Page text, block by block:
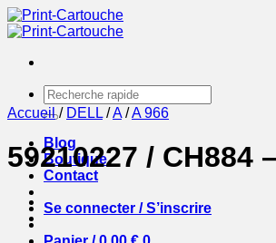
Recherche
pour :
Blog
Boutique
Contact
Se connecter / S’inscrire
Accueil / DELL /A /A 966
59210227 /